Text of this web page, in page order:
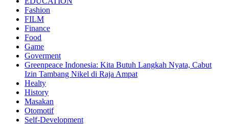
Fashion
FILM
Finance
Food
Game
Goverment
Greenpeace Indonesia: Kita Butuh Langkah Nyata, Cabut
Izin Tambang Nikel di Raja Ampat
Healty
History
Masakan
Otomotif
Self-Development